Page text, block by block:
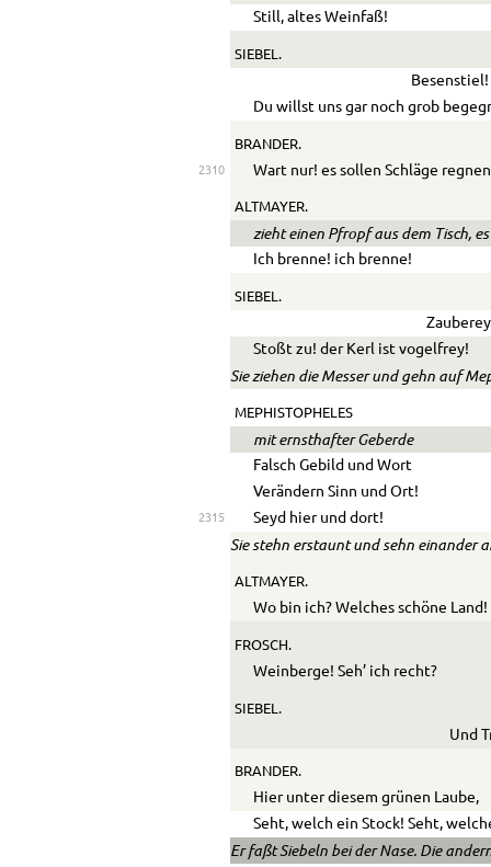
Still, altes Weinfaß!
SIEBEL.
Besenstiel!
Du willst uns gar noch grob
BRANDER.
2310 Wart nur! es sollen Schläge
ALTMAYER.
zieht einen Pfropf aus dem Tisch,
Ich brenne! ich brenne!
SIEBEL.
Stoßt zu! der Kerl ist vogelfrey!
Sie ziehen die Messer und gehn auf
MEPHISTOPHELES
mit ernsthafter Geberde
Falsch Gebild und Wort
Verändern Sinn und Ort!
2315 Seyd hier und dort!
Sie stehn erstaunt und sehn einander
ALTMAYER.
Wo bin ich? Welches schöne Land!
FROSCH.
Weinberge! Seh’ ich recht?
SIEBEL.
Und
BRANDER.
Hier unter diesem grünen Laube,
Seht, welch ein Stock! Seht,
Er faßt Siebeln bei der Nase. Die